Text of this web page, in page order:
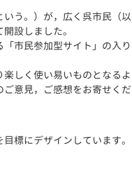
う。）が，広く呉市民（以
設しました。
市民参加型サイト」の入り
しく使い易いものとなるよ
意見，ご感想をお寄せくだ
標にデザインしています。